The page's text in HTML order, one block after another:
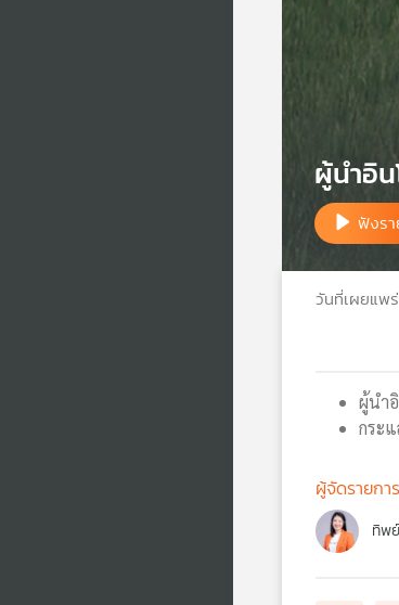
ผู้นำอิ
ฟังรา
วันที่เผยแพ
ผู้นำ
กระ
ผู้จัดรายการ
ทิพ